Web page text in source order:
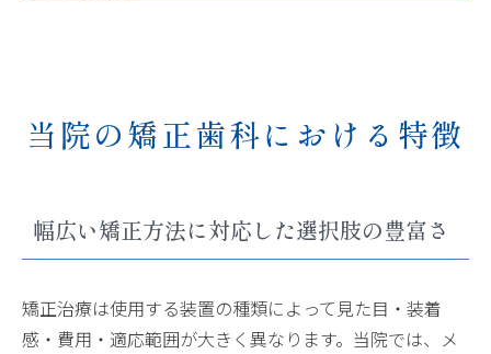
当院の矯正歯科における特徴
幅広い矯正方法に対応した選択肢の豊富さ
矯正治療は使用する装置の種類によって見た目・装着
感・費用・適応範囲が大きく異なります。当院では、メ